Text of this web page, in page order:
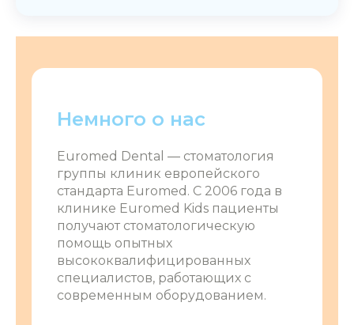
Немного о нас
Euromed Dental ― стоматология
группы клиник европейского
стандарта Euromed. С 2006 года в
клинике Euromed Kids пациенты
получают стоматологическую
помощь опытных
высококвалифицированных
специалистов, работающих с
современным оборудованием.